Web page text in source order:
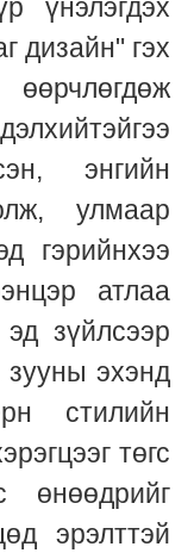
үнэлэгдэх
дизайн" гэх
энгийн
улмаар
гэрийнхээ
атлаа
зүйлсээр
зууны эхэнд
стилийн
төгс
өнөөдрийг
эрэлттэй